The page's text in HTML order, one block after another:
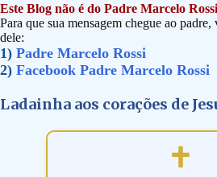
Este Blog não é do Padre Marcelo
Para que sua mensagem chegue ao padre,
dele:
1) Padre Marcelo Rossi
2) Facebook Padre Marcelo Rossi
Ladainha aos corações de